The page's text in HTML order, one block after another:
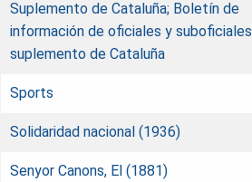
Suplemento de Cataluña; Boletín de
información de oficiales y suboficiales
suplemento de Cataluña
Sports
Solidaridad nacional (1936)
Senyor Canons, El (1881)